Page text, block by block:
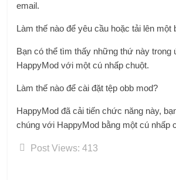
email.
Làm thế nào để yêu cầu hoặc tải lên một
Bạn có thể tìm thấy những thứ này trong
HappyMod với một cú nhấp chuột.
Làm thế nào để cài đặt tệp obb mod?
HappyMod đã cải tiến chức năng này,
chúng với HappyMod bằng một cú nhấp
Post Views: 413